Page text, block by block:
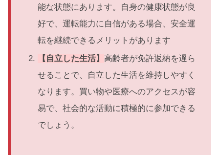
能な状態にあります。自身の健康状態が良
好で、運転能力に自信がある場合、安全運
転を継続できるメリットがあります
【自立した生活】 高齢者が免許返納を遅ら
せることで、自立した生活を維持しやすく
なります。買い物や医療へのアクセスが容
易で、社会的な活動に積極的に参加できる
でしょう。